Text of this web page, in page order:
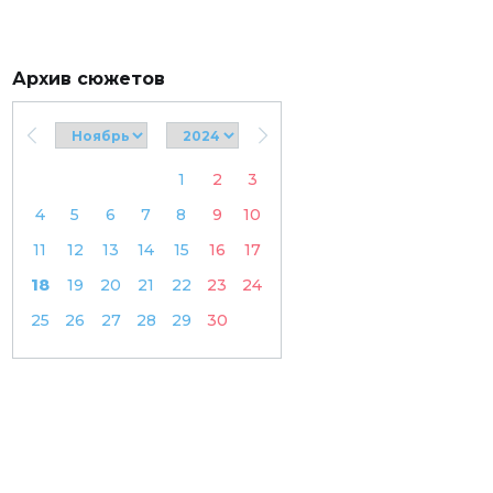
Архив сюжетов
1 2
3
4
5 6 7 8 9
10
11
12 13 14 15 16
17
18
19 20 21 22 23
24
25
26 27 28 29 30